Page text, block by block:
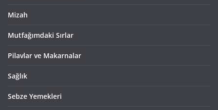
Mizah
Mutfağımdaki Sırlar
Pilavlar ve Makarnalar
Sağlık
Sebze Yemekleri